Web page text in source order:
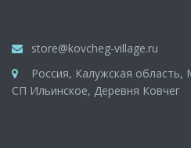
store@kovcheg-village.ru
Россия, Калужская область,
СП Ильинское, Деревня Ковчег